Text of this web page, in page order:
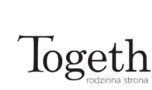
treści